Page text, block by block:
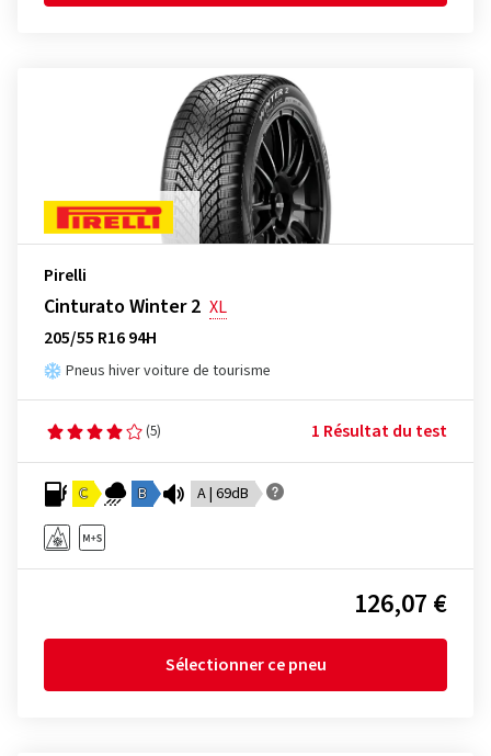
Pirelli
Cinturato Winter 2 XL
205/55 R16 94H
Pneus hiver voiture de tourisme
(5) 1 Résultat du test
C B A | 69dB
126,07 €
Sélectionner ce pneu